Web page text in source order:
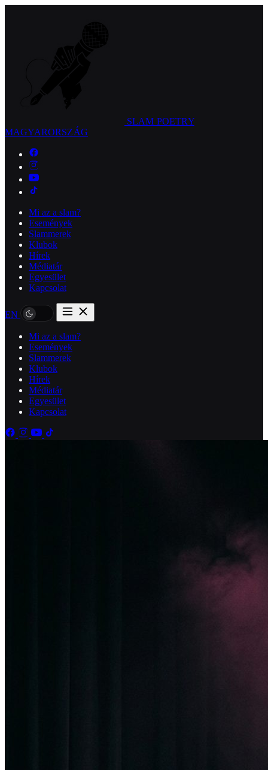
SLAM POETRY
MAGYARORSZÁG
Mi az a slam?
Események
Slammerek
Klubok
Hírek
Médiatár
Egyesület
Kapcsolat
EN
Mi az a slam?
Események
Slammerek
Klubok
Hírek
Médiatár
Egyesület
Kapcsolat